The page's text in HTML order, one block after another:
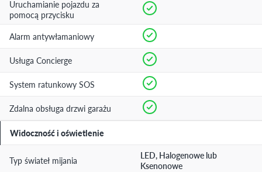
Uruchamianie pojazdu za
pomocą przycisku
Alarm antywłamaniowy
Usługa Concierge
System ratunkowy SOS
Zdalna obsługa drzwi garażu
Widoczność i oświetlenie
Typ świateł mijania
LED, Halogenowe lub
Ksenonowe